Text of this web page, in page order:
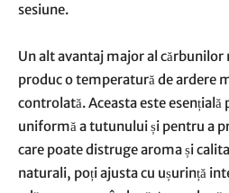
sesiune.
Un alt avantaj major al cărbunilor
produc o temperatură de ardere
controlată. Aceasta este
uniformă a tutunului și pentru a
care poate distruge aroma și
naturali, poți ajusta cu ușurință